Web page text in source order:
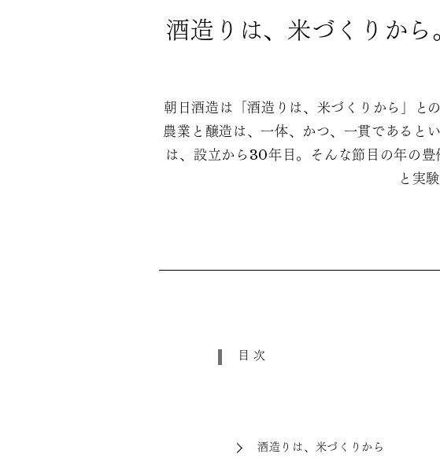
酒造りは、米づくりか
朝日酒造は「酒造りは、米づくりから」と
農業と醸造は、一体、かつ、一貫であると
は、設立から30年目。そんな節目の年の
と実
目次
酒造りは、米づくりから